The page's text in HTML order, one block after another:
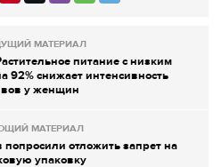
МАТЕРИАЛ
питание с низким
92% снижает интенсивность
у женщин
МАТЕРИАЛ
отложить запрет на
упаковку